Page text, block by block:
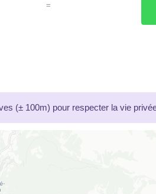
=
(± 100m) pour respecter la vie